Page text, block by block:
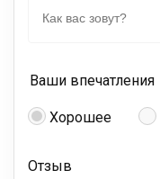
Ваши впечатления
Хорошее
Отзыв